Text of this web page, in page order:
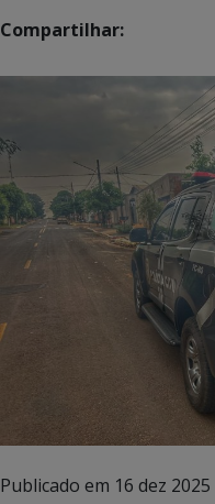
Compartilhar:
Publicado em 16 dez 2025